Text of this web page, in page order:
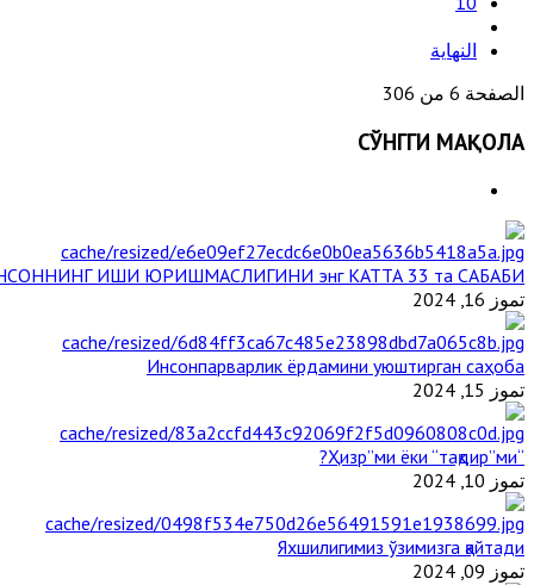
النهاية
الصفحة 6 من 306
СЎНГГИ МАҚОЛА
ИШИ ЮРИШМАСЛИГИНИ энг КАТТА 33 та САБАБИ
تموز 16, 2024
Инсонпарварлик ёрдамини уюштирган саҳоба
تموز 15, 2024
“Ҳизр”ми ёки “тақдир”ми?
تموز 10, 2024
Яхшилигимиз ўзимизга қайтади
تموز 09, 2024